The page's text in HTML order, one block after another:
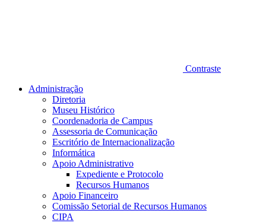
Contraste
Administração
Diretoria
Museu Histórico
Coordenadoria de Campus
Assessoria de Comunicação
Escritório de Internacionalização
Informática
Apoio Administrativo
Expediente e Protocolo
Recursos Humanos
Apoio Financeiro
Comissão Setorial de Recursos Humanos
CIPA